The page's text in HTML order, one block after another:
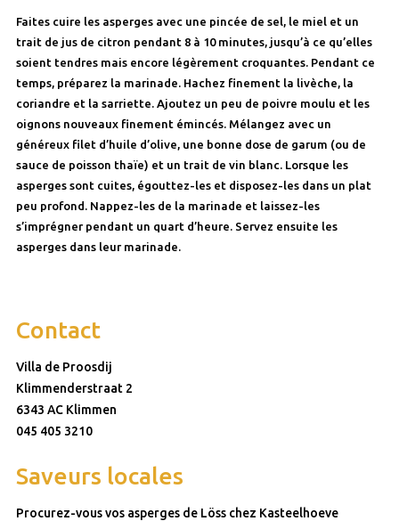
Faites cuire les asperges avec une pincée de sel, le miel et un
trait de jus de citron pendant 8 à 10 minutes, jusqu’à ce qu’elles
soient tendres mais encore légèrement croquantes. Pendant ce
temps, préparez la marinade. Hachez finement la livèche, la
coriandre et la sarriette. Ajoutez un peu de poivre moulu et les
oignons nouveaux finement émincés. Mélangez avec un
généreux filet d’huile d’olive, une bonne dose de garum (ou de
sauce de poisson thaïe) et un trait de vin blanc. Lorsque les
asperges sont cuites, égouttez-les et disposez-les dans un plat
peu profond. Nappez-les de la marinade et laissez-les
s’imprégner pendant un quart d’heure. Servez ensuite les
asperges dans leur marinade.
Contact
Villa de Proosdij
Klimmenderstraat 2
6343 AC Klimmen
045 405 3210
Saveurs locales
Procurez-vous vos asperges de Löss chez Kasteelhoeve